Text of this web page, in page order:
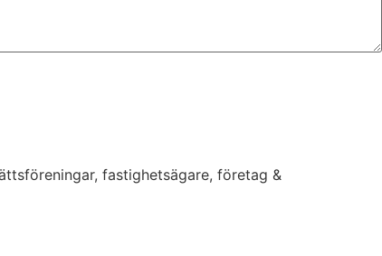
fastighetsägare, företag &